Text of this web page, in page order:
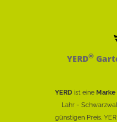
YERD®
YERD ist eine Marke
Lahr -
günstigen Preis.